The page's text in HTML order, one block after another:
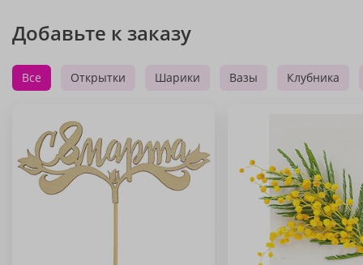
Добавьте к заказу
Все Открытки Шарики Вазы Клубника